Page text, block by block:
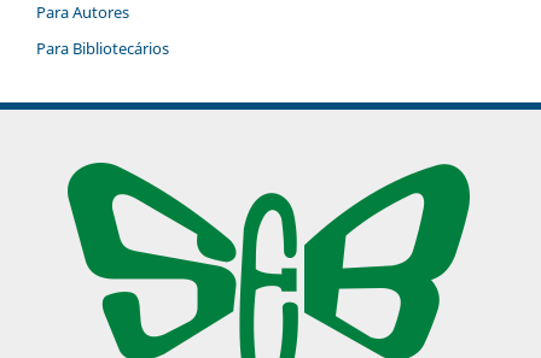
Para Autores
Para Bibliotecários